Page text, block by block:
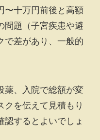
〜十万円前後と高額
問題（子宮疾患や避
で差があり、一般的
薬、入院で総額が変
クを伝えて見積もり
認するとよいでしょ